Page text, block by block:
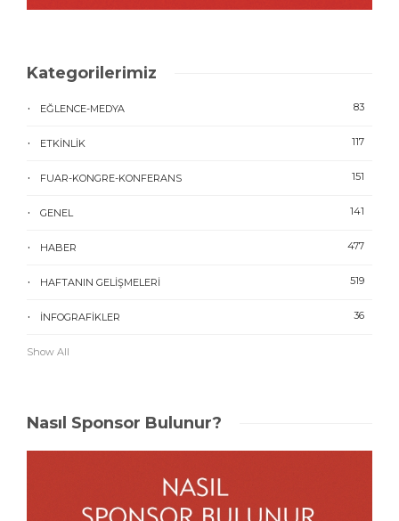
Kategorilerimiz
EĞLENCE-MEDYA 83
ETKINLIK 117
FUAR-KONGRE-KONFERANS 151
GENEL 141
HABER 477
HAFTANIN GELIŞMELERI 519
İNFOGRAFIKLER 36
Show All
Nasıl Sponsor Bulunur?